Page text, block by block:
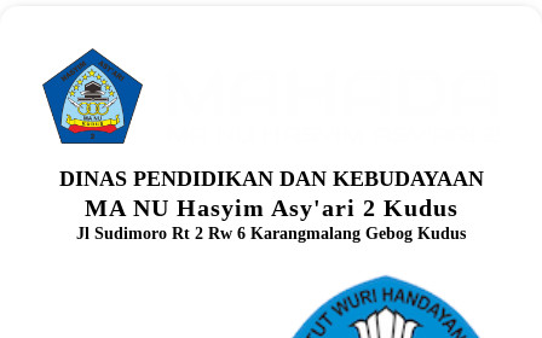
DINAS PENDIDIKAN DAN KEBUDAYAAN
MA NU Hasyim Asy'ari 2 Kudus
Jl Sudimoro Rt 2 Rw 6 Karangmalang Gebog Kudus